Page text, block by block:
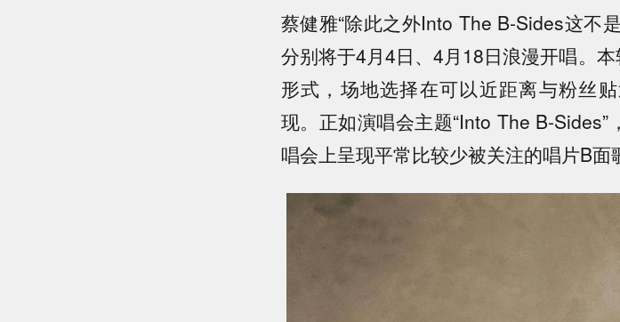
蔡健雅“除此之外Into The B-Sides这不
分别将于4月4日、4月18日浪漫开唱。
形式，场地选择在可以近距离与粉丝
现。正如演唱会主题“Into The B-
唱会上呈现平常比较少被关注的唱片B面